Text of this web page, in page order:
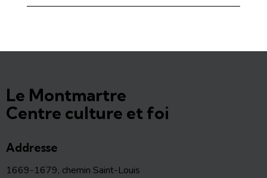
Le Montmartre
Centre culture et foi
Addresse
1669-1679, chemin Saint-Louis